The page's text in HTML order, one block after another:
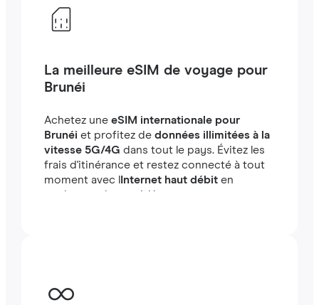
La meilleure eSIM de voyage pour
Brunéi
Achetez une eSIM internationale pour
Brunéi et profitez de données illimitées à la
vitesse 5G/4G dans tout le pays. Évitez les
frais d'itinérance et restez connecté à tout
moment avec l
Internet haut débiten
quelques minutes à létranger, que vous